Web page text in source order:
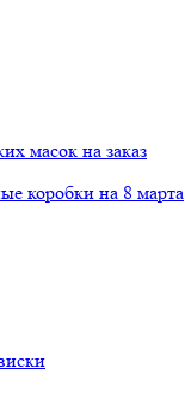
масок на заказ
коробки на 8 марта